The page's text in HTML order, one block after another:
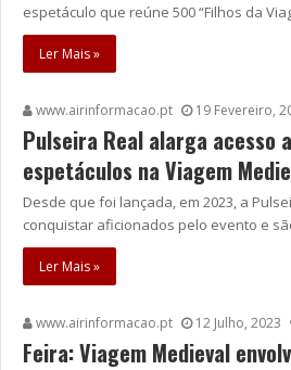
espetáculo que reúne 500 “Filhos da
Ler Mais »
www.airinformacao.pt 19 Fevereiro,
Pulseira Real alarga acesso
espetáculos na Viagem
Desde que foi lançada, em 2023, a
conquistar aficionados pelo evento e
Ler Mais »
www.airinformacao.pt 12 Julho, 2023
Feira: Viagem Medieval